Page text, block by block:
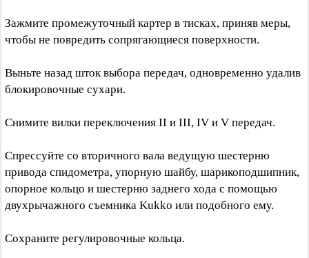
Зажмите промежуточный картер в тисках, приняв меры,
чтобы не повредить сопрягающиеся поверхности.
Выньте назад шток выбора передач, одновременно удалив
блокировочные сухари.
Снимите вилки переключения II и III, IV и V передач.
Спрессуйте со вторичного вала ведущую шестерню
привода спидометра, упорную шайбу, шарикоподшипник,
опорное кольцо и шестерню заднего хода с помощью
двухрычажного съемника Kukko или подобного ему.
Сохраните регулировочные кольца.